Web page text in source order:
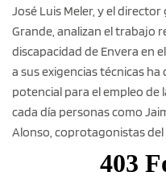
José Luis Meler, y el
Grande, analizan el trabajo
discapacidad de Envera en
a sus exigencias técnicas
potencial para el empleo de
cada día personas como
Alonso, coprotagonistas del